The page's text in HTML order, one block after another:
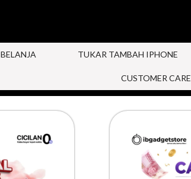
BELANJA TUKAR TAMBAH IPHONE
CUSTOMER CARE